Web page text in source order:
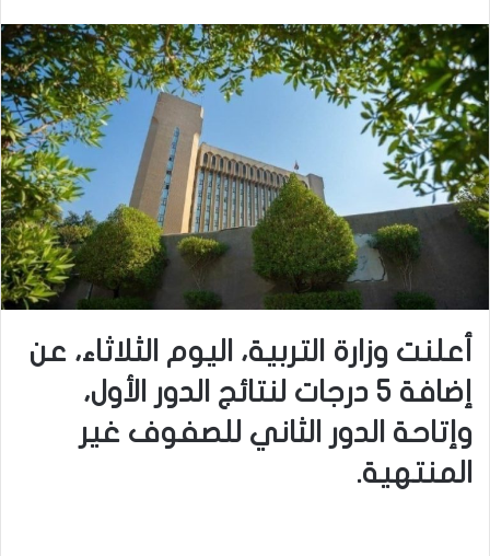
أعلنت وزارة التربية، اليوم الثلاثاء، عن
إضافة 5 درجات لنتائج الدور الأول،
وإتاحة الدور الثاني للصفوف غير
المنتهية.